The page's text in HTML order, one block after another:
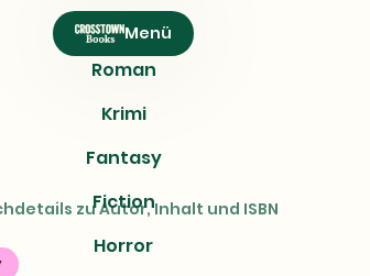
Menü
Roman
Krimi
Fantasy
Fiction
Horror
zu Autor, Inhalt und ISBN